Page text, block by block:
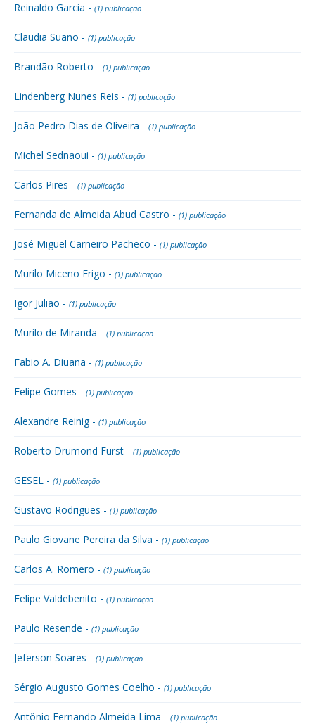
Reinaldo Garcia - (1) publicação
Claudia Suano - (1) publicação
Brandão Roberto - (1) publicação
Lindenberg Nunes Reis - (1) publicação
João Pedro Dias de Oliveira - (1) publicação
Michel Sednaoui - (1) publicação
Carlos Pires - (1) publicação
Fernanda de Almeida Abud Castro - (1) publicação
José Miguel Carneiro Pacheco - (1) publicação
Murilo Miceno Frigo - (1) publicação
Igor Julião - (1) publicação
Murilo de Miranda - (1) publicação
Fabio A. Diuana - (1) publicação
Felipe Gomes - (1) publicação
Alexandre Reinig - (1) publicação
Roberto Drumond Furst - (1) publicação
GESEL - (1) publicação
Gustavo Rodrigues - (1) publicação
Paulo Giovane Pereira da Silva - (1) publicação
Carlos A. Romero - (1) publicação
Felipe Valdebenito - (1) publicação
Paulo Resende - (1) publicação
Jeferson Soares - (1) publicação
Sérgio Augusto Gomes Coelho - (1) publicação
Antônio Fernando Almeida Lima - (1) publicação